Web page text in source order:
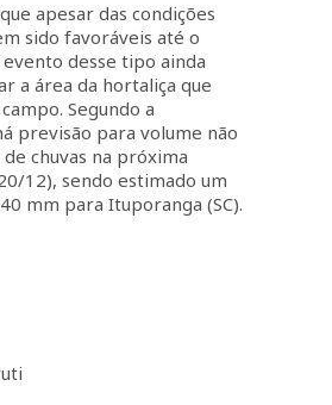
apesar das condições
sido favoráveis até o
desse tipo ainda
a área da hortaliça que
Segundo a
previsão para volume não
chuvas na próxima
12), sendo estimado um
mm para Ituporanga (SC).